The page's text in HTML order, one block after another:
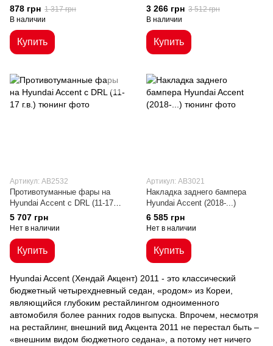
878 грн 1 317 грн
В наличии
Купить
черный глянцевый
3 266 грн 3 512 грн
В наличии
Купить
Артикул: AB2532
Противотуманные фары на
Hyundai Accent с DRL (11-17
г.в.)
5 707 грн
Нет в наличии
Купить
Артикул: AB3021
Накладка заднего бампера
Hyundai Accent (2018-...)
6 585 грн
Нет в наличии
Купить
Hyundai Accent (Хендай Акцент) 2011 - это классический
бюджетный четырехдневный седан, «родом» из Кореи,
являющийся глубоким рестайлингом одноименного
автомобиля более ранних годов выпуска. Впрочем, несмотря
на рестайлинг, внешний вид Акцента 2011 не перестал быть –
«внешним видом бюджетного седана», а потому нет ничего